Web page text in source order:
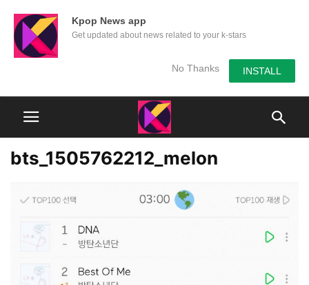
Kpop News app
Get updated about news related to your k-stars
No Thanks INSTALL
bts_1505762212_melon